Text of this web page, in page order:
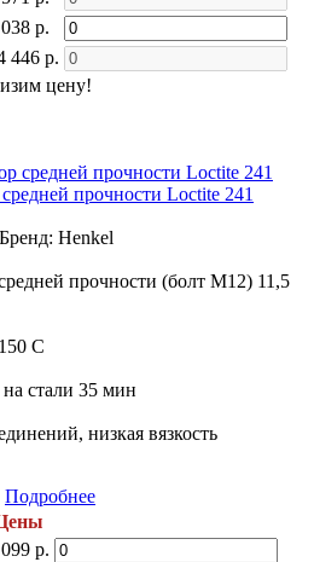
р.
446 р.
цену!
прочности Loctite 241
Бренд: Henkel
прочности (болт М12) 11,5
С
стали 35 мин
низкая вязкость
Подробнее
р.